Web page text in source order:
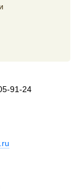
91-24